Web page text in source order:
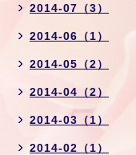
2014-07（3）
2014-06（1）
2014-05（2）
2014-04（2）
2014-03（1）
2014-02（1）